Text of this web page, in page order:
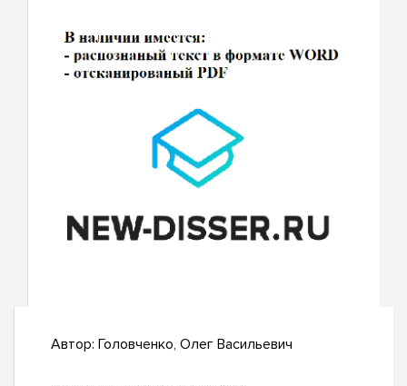
Автор: Головченко, Олег Васильевич